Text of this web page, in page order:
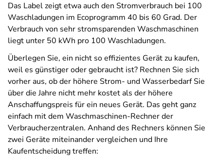
Das Label zeigt etwa auch den Stromverbrauch bei 100
Waschladungen im Ecoprogramm 40 bis 60 Grad. Der
Verbrauch von sehr stromsparenden Waschmaschinen
liegt unter 50 kWh pro 100 Waschladungen.
Überlegen Sie, ein nicht so effizientes Gerät zu kaufen,
weil es günstiger oder gebraucht ist? Rechnen Sie sich
vorher aus, ob der höhere Strom- und Wasserbedarf Sie
über die Jahre nicht mehr kostet als der höhere
Anschaffungspreis für ein neues Gerät. Das geht ganz
einfach mit dem Waschmaschinen-Rechner der
Verbraucherzentralen. Anhand des Rechners können Sie
zwei Geräte miteinander vergleichen und Ihre
Kaufentscheidung treffen: